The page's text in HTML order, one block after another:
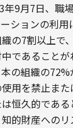
9月7日、職
ションの利
の7割以上で
であることが
の組織の
用を禁止ま
恒久的であ
的財産への